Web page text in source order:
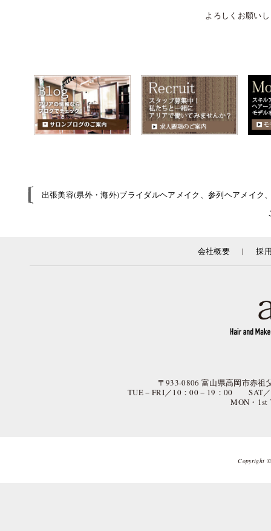
よろしくお願い
出張美容(県外・海外)ブライダルヘアメイク、参列ヘアメイ
会社概要 | 採
〒933-0806 富山県高岡市赤
TUE − FRI／10：00 − 19：00 SAT
MON・1st
Copyright